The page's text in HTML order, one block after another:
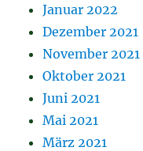
Januar 2022
Dezember 2021
November 2021
Oktober 2021
Juni 2021
Mai 2021
März 2021